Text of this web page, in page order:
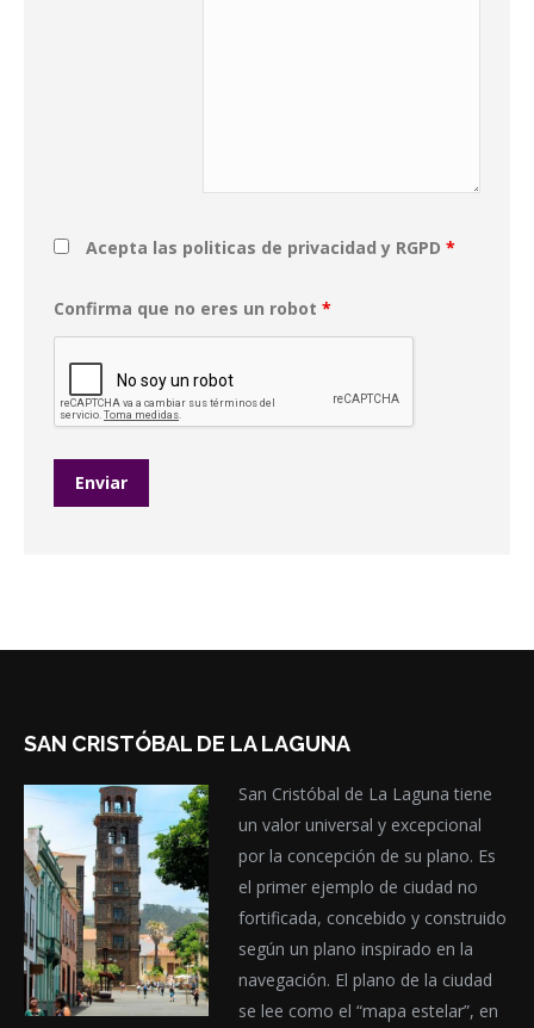
Acepta las politicas de privacidad y RGPD *
Confirma que no eres un robot *
SAN CRISTÓBAL DE LA LAGUNA
San Cristóbal de La Laguna tiene
un valor universal y excepcional
por la concepción de su plano. Es
el primer ejemplo de ciudad no
fortificada, concebido y construido
según un plano inspirado en la
navegación. El plano de la ciudad
se lee como el “mapa estelar”, en